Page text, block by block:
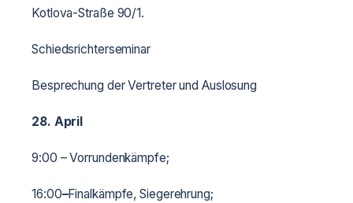
Kotlova-Straße 90/1.
Schiedsrichterseminar
Besprechung der Vertreter und Auslosung
28. April
9:00 – Vorrundenkämpfe;
16:00–Finalkämpfe, Siegerehrung;